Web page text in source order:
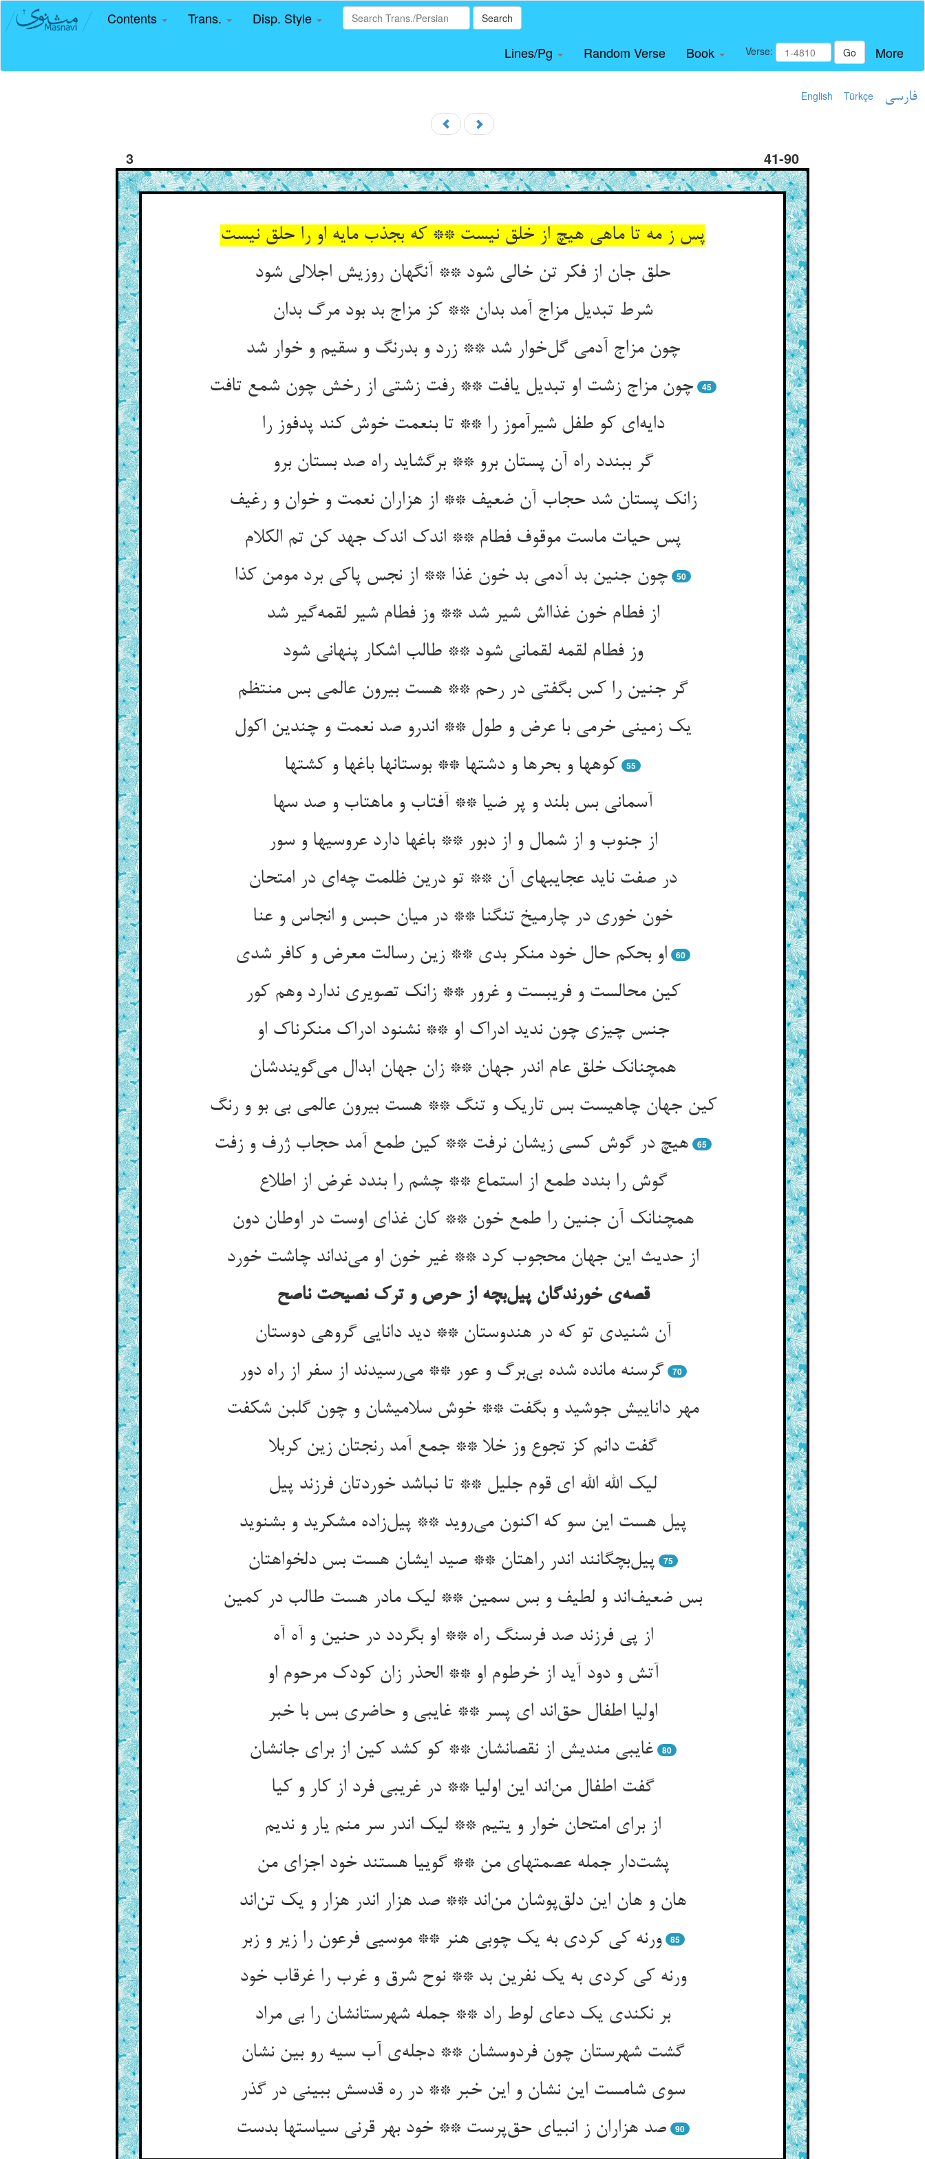
Contents Trans. Disp. Style Search
Lines/Pg Random Verse Book Verse: Go More
English Türkçe فارسی
3 41-90
پس ز مه تا ماهی هیچ از خلق نیست ** که بجذب مایه او را حلق نیست
حلق جان از فکر تن خالی شود ** آنگهان روزیش اجلالی شود
شرط تبدیل مزاج آمد بدان ** کز مزاج بد بود مرگ بدان
چون مزاج آدمی گل‌خوار شد ** زرد و بدرنگ و سقیم و خوار شد
چون مزاج زشت او تبدیل یافت ** رفت زشتی از رخش چون شمع تافت
45
دایه‌ای کو طفل شیرآموز را ** تا بنعمت خوش کند پدفوز را
گر ببندد راه آن پستان برو ** برگشاید راه صد بستان برو
زانک پستان شد حجاب آن ضعیف ** از هزاران نعمت و خوان و رغیف
پس حیات ماست موقوف فطام ** اندک اندک جهد کن تم الکلام
چون جنین بد آدمی بد خون غذا ** از نجس پاکی برد مومن کذا
50
از فطام خون غذااش شیر شد ** وز فطام شیر لقمه‌گیر شد
وز فطام لقمه لقمانی شود ** طالب اشکار پنهانی شود
گر جنین را کس بگفتی در رحم ** هست بیرون عالمی بس منتظم
یک زمینی خرمی با عرض و طول ** اندرو صد نعمت و چندین اکول
کوهها و بحرها و دشتها ** بوستانها باغها و کشتها
55
آسمانی بس بلند و پر ضیا ** آفتاب و ماهتاب و صد سها
از جنوب و از شمال و از دبور ** باغها دارد عروسیها و سور
در صفت ناید عجایبهای آن ** تو درین ظلمت چه‌ای در امتحان
خون خوری در چارمیخ تنگنا ** در میان حبس و انجاس و عنا
او بحکم حال خود منکر بدی ** زین رسالت معرض و کافر شدی
60
کین محالست و فریبست و غرور ** زانک تصویری ندارد وهم کور
جنس چیزی چون ندید ادراک او ** نشنود ادراک منکرناک او
همچنانک خلق عام اندر جهان ** زان جهان ابدال می‌گویندشان
کین جهان چاهیست بس تاریک و تنگ ** هست بیرون عالمی بی بو و رنگ
هیچ در گوش کسی زیشان نرفت ** کین طمع آمد حجاب ژرف و زفت
65
گوش را بندد طمع از استماع ** چشم را بندد غرض از اطلاع
همچنانک آن جنین را طمع خون ** کان غذای اوست در اوطان دون
از حدیث این جهان محجوب کرد ** غیر خون او می‌نداند چاشت خورد
قصه‌ی خورندگان پیل‌بچه از حرص و ترک نصیحت ناصح
آن شنیدی تو که در هندوستان ** دید دانایی گروهی دوستان
گرسنه مانده شده بی‌برگ و عور ** می‌رسیدند از سفر از راه دور
70
مهر داناییش جوشید و بگفت ** خوش سلامیشان و چون گلبن شکفت
گفت دانم کز تجوع وز خلا ** جمع آمد رنجتان زین کربلا
لیک الله الله ای قوم جلیل ** تا نباشد خوردتان فرزند پیل
پیل هست این سو که اکنون می‌روید ** پیل‌زاده مشکرید و بشنوید
پیل‌بچگانند اندر راهتان ** صید ایشان هست بس دلخواهتان
75
بس ضعیف‌اند و لطیف و بس سمین ** لیک مادر هست طالب در کمین
از پی فرزند صد فرسنگ راه ** او بگردد در حنین و آه آه
آتش و دود آید از خرطوم او ** الحذر زان کودک مرحوم او
اولیا اطفال حق‌اند ای پسر ** غایبی و حاضری بس با خبر
غایبی مندیش از نقصانشان ** کو کشد کین از برای جانشان
80
گفت اطفال من‌اند این اولیا ** در غریبی فرد از کار و کیا
از برای امتحان خوار و یتیم ** لیک اندر سر منم یار و ندیم
پشت‌دار جمله عصمتهای من ** گوییا هستند خود اجزای من
هان و هان این دلق‌پوشان من‌اند ** صد هزار اندر هزار و یک تن‌اند
ورنه کی کردی به یک چوبی هنر ** موسیی فرعون را زیر و زبر
85
ورنه کی کردی به یک نفرین بد ** نوح شرق و غرب را غرقاب خود
بر نکندی یک دعای لوط راد ** جمله شهرستانشان را بی مراد
گشت شهرستان چون فردوسشان ** دجله‌ی آب سیه رو بین نشان
سوی شامست این نشان و این خبر ** در ره قدسش ببینی در گذر
صد هزاران ز انبیای حق‌پرست ** خود بهر قرنی سیاستها بدست
90